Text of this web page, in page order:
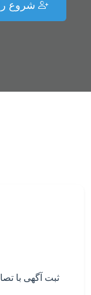
شروع
ثبت آگهی با